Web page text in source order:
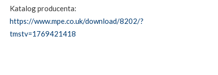
Katalog producenta:
https://www.mpe.co.uk/download/8202/?
tmstv=1769421418